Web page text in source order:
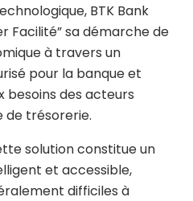
BTK Bank
Facilité” sa démarche de
à travers un
pour la banque et
besoins des acteurs
de trésorerie.
solution constitue un
et accessible,
difficiles à